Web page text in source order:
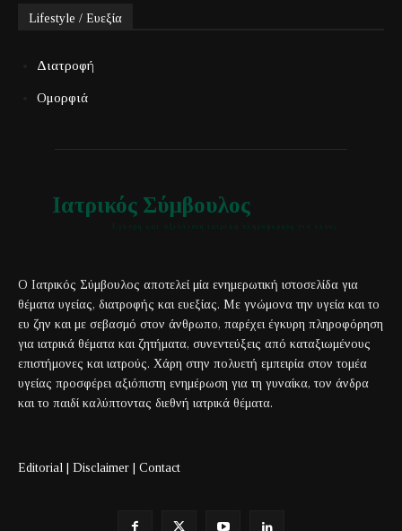
Lifestyle / Ευεξία
Διατροφή
Ομορφιά
Ιατρικός Σύμβουλος
Ο Ιατρικός Σύμβουλος αποτελεί μία ενημερωτική ιστοσελίδα για
θέματα υγείας, διατροφής και ευεξίας. Με γνώμονα την υγεία και το
ευ ζην και με σεβασμό στον άνθρωπο, παρέχει έγκυρη πληροφόρηση
για ιατρικά θέματα και ζητήματα, συνεντεύξεις από καταξιωμένους
επιστήμονες και ιατρούς. Χάρη στην πολυετή εμπειρία στον τομέα
υγείας προσφέρει αξιόπιστη ενημέρωση για τη γυναίκα, τον άνδρα
και το παιδί καλύπτοντας διεθνή ιατρικά θέματα.
Editorial | Disclaimer | Contact